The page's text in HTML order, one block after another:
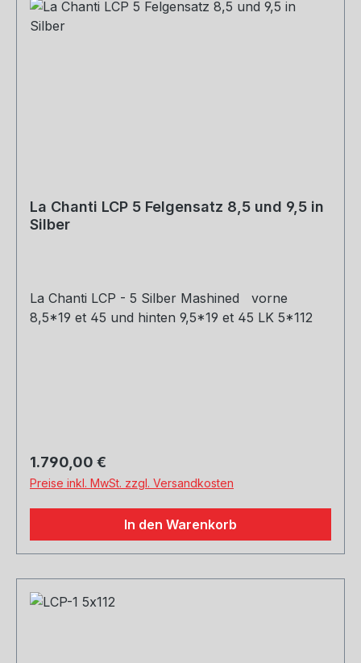
Klappenpositionen.Features: Aggressiver Racing
Sound Kugelgestrahlte Oberfläche, 100%
La Chanti LCP 5 Felgensatz 8,5 und 9,5 in
Silber
La Chanti LCP - 5 Silber Mashined vorne
8,5*19 et 45 und hinten 9,5*19 et 45 LK 5*112
Regulärer Preis:
1.790,00 €
Preise inkl. MwSt. zzgl. Versandkosten
In den Warenkorb